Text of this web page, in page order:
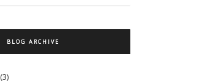
BLOG ARCHIVE
(3)